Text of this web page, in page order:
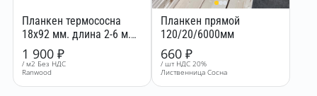
Планкен термососна
18x92 мм. длина 2-6 м.
сорт АВ
1 900 ₽
/ м2 Без НДС
Ranwood
Планкен прямой
120/20/6000мм
660 ₽
/ шт НДС 20%
Лиственница Сосна